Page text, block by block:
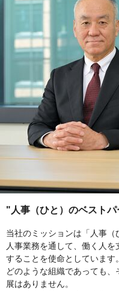
"人事（ひと）のベスト
当社のミッションは「人事（
人事業務を通して、働く人
することを使命としています。
どのような組織であっても
展はありません。